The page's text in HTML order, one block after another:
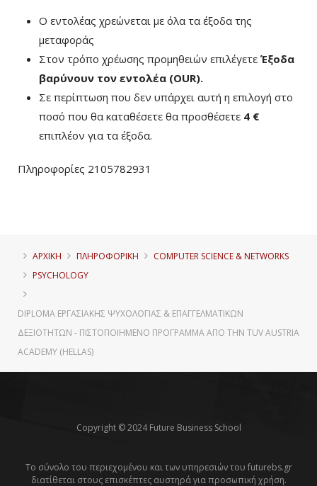
Ο εντολέας χρεώνεται με όλα τα έξοδα της
μεταφοράς
Στον τρόπο χρέωσης προμηθειών επιλέγετε Έξοδα
βαρύνουν τον εντολέα (ΟUR).
Σε περίπτωση που δεν υπάρχει αυτή η επιλογή στο
ποσό που θα καταθέσετε θα προσθέσετε 4 €
επιπλέον για τα έξοδα.
Πληροφορίες 2105782931
ΑΡΧΙΚΗ ΠΛΗΡΟΦΟΡΙΚΉ
COMPUTER SCIENCE & NETWORKS
PSYCHOLOGY
DIPLOMA ΕΡΓΑΣΙΑΚΉΣ ΨΥΧΟΛΟΓΊΑΣ & ΕΠΑΓΓΕΛΜΑΤΙΚΏΝ
ΔΕΞΙΟΤΉΤΩΝ - ΠΙΣΤΟΠΟΙΗΜΈΝΟ ΠΡΌΓΡΑΜΜΑ ΑΠΌ ΤΗΝ TUV AUSTRIA
ACADEMY (HELLAS)
Copyright © 2024 Future Business School
Το σύνολο του περιεχομένου και των υπηρεσιών του futurebs.gr
διατίθεται στους επισκέπτες αυστηρά για προσωπική χρήση.